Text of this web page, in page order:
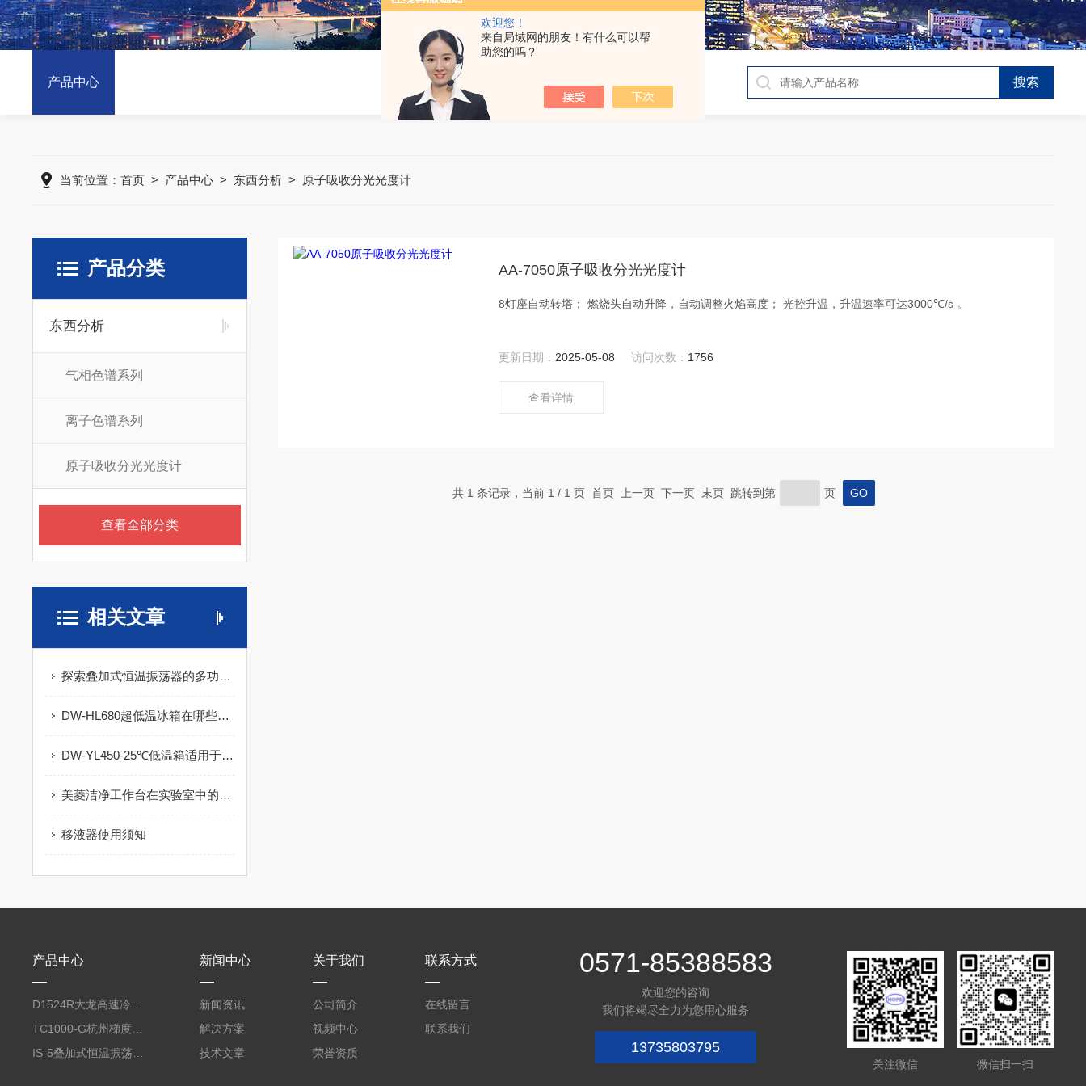
欢迎您！
来自局域网的朋友！有什么可以帮
助您的吗？
产品中心
当前位置：首页 > 产品中心 > 东西分析 > 原子吸收分光光度计
产品分类
东西分析
气相色谱系列
离子色谱系列
原子吸收分光光度计
查看全部分类
相关文章
探索叠加式恒温振荡器的多功能性与应用广泛性
DW-HL680超低温冰箱在哪些领域有应用？
DW-YL450-25℃低温箱适用于哪些场合？
美菱洁净工作台在实验室中的应用有哪些？
移液器使用须知
AA-7050原子吸收分光光度计
8灯座自动转塔； 燃烧头自动升降，自动调整火焰高度； 光控升温，升温速率可达3000℃/s 。
更新日期： 2025-05-08 访问次数： 1756
查看详情
共 1 条记录，当前 1 / 1 页 首页 上一页 下一页 末页 跳转到第 页
产品中心 新闻中心
新闻资讯
解决方案
技术文章
关于我们
公司简介
视频中心
荣誉资质
联系方式
在线留言
联系我们
0571-85388583
欢迎您的咨询
我们将竭尽全力为您用心服务
13735803795
关注微信 微信扫一扫